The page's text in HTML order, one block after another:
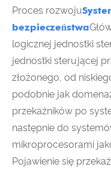
Proces rozwoju
bezpieczeństwa
logicznej jednostki
jednostki sterującej
złożonego, od
podobnie jak
przekaźników po
następnie do
mikroprocesorami
Pojawienie się